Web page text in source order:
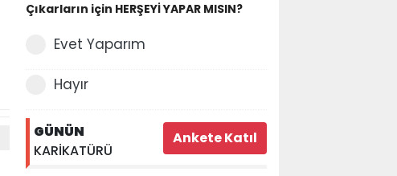
Çıkarların için HERŞEYİ YAPAR MISIN?
Evet Yaparım
Hayır
GÜNÜN
KARİKATÜRÜ